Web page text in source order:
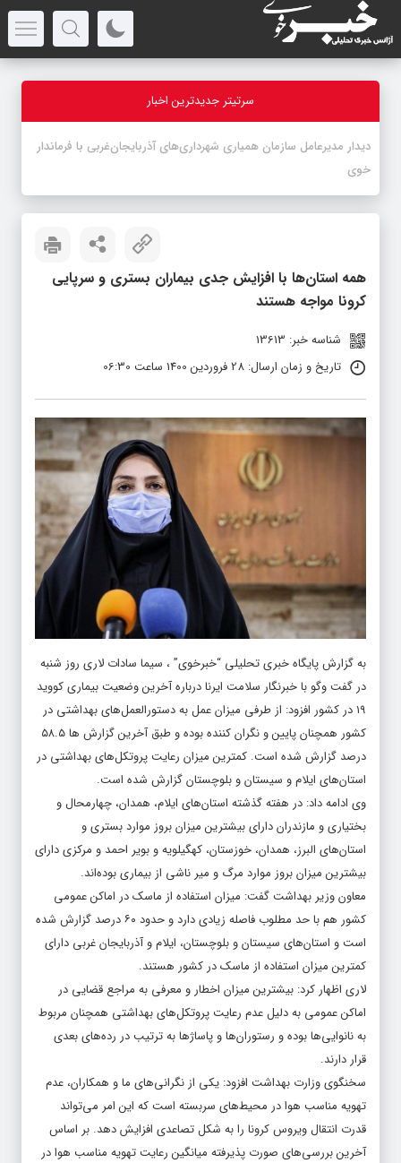
سرتیتر جدیدترین اخبار
-
همه استان‌ها با افزایش جدی بیماران بستری و سرپایی
کرونا مواجه هستند
تاریخ و زمان ارسال: 28 فروردین 1400 ساعت 06:30
به گزارش پایگاه خبری تحلیلی “خبرخوی” ، سیما سادات لاری روز شنبه
در گفت‌ وگو با خبرنگار سلامت ایرنا درباره آخرین وضعیت بیماری کووید
۱۹ در کشور افزود: از طرفی میزان عمل به دستورالعمل‌های بهداشتی در
کشور همچنان پایین و نگران کننده بوده و طبق آخرین گزارش ها ۵۸.۵
درصد گزارش شده است. کمترین میزان رعایت پروتکل‌های بهداشتی در
استان‌های ایلام و سیستان و بلوچستان گزارش شده است.
وی ادامه داد: در هفته گذشته استان‌های ایلام، همدان، چهارمحال و
بختیاری و مازندران دارای بیشترین میزان بروز موارد بستری و
استان‌های البرز، همدان، خوزستان، کهگیلویه و بویر احمد و مرکزی دارای
بیشترین میزان بروز موارد مرگ و میر ناشی از بیماری بوده‌اند.
معاون وزیر بهداشت گفت: میزان استفاده از ماسک در اماکن عمومی
کشور هم با حد مطلوب فاصله زیادی دارد و حدود ۶۰ درصد گزارش شده
است و استان‌های سیستان و بلوچستان، ایلام و آذربایجان غربی دارای
کمترین میزان استفاده از ماسک در کشور هستند.
لاری اظهار کرد: بیشترین میزان اخطار و معرفی به مراجع قضایی در
اماکن عمومی به دلیل عدم رعایت پروتکل‌های بهداشتی همچنان مربوط
به نانوایی‌ها بوده و رستوران‌ها و پاساژها به ترتیب در رده‌های بعدی
قرار دارند.
سخنگوی وزارت بهداشت افزود: یکی از نگرانی‌های ما و همکاران‌، عدم
تهویه مناسب هوا در محیط‌های سربسته است که این امر می‌تواند
قدرت انتقال ویروس کرونا را به شکل تصاعدی افزایش دهد. بر اساس
آخرین بررسی‌های صورت پذیرفته میانگین رعایت تهویه مناسب هوا در
اماکن عمومی کشور ۶۰.۴ درصد است.